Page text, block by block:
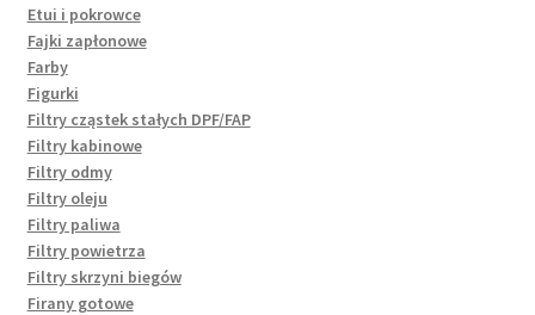
Etui i pokrowce
Fajki zapłonowe
Farby
Figurki
Filtry cząstek stałych DPF/FAP
Filtry kabinowe
Filtry odmy
Filtry oleju
Filtry paliwa
Filtry powietrza
Filtry skrzyni biegów
Firany gotowe